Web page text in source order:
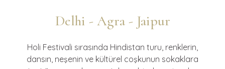
Delhi - Agra - Jaipur
Holi Festivali sırasında Hindistan turu, renklerin,
dansın, neşenin ve kültürel coşkunun sokaklara